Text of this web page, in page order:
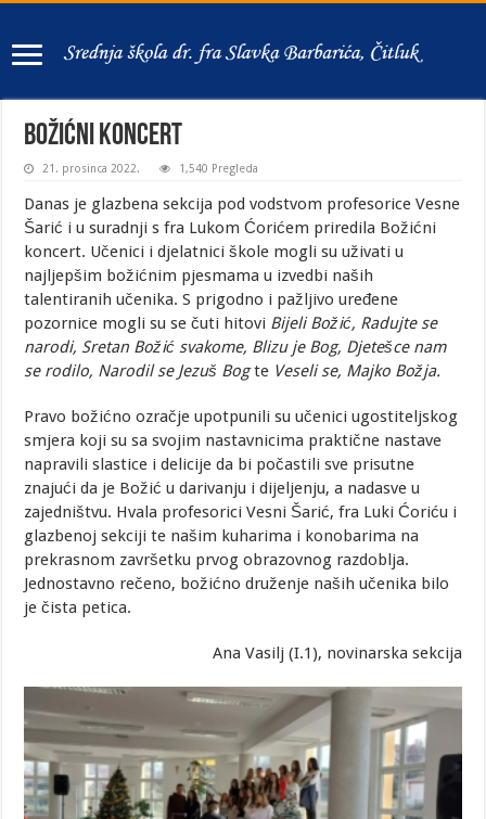
Božićni koncert
21. prosinca 2022. 1,540 Pregleda
Danas je glazbena sekcija pod vodstvom profesorice Vesne
Šarić i u suradnji s fra Lukom Ćorićem priredila Božićni
koncert. Učenici i djelatnici škole mogli su uživati u
najljepšim božićnim pjesmama u izvedbi naših
talentiranih učenika. S prigodno i pažljivo uređene
pozornice mogli su se čuti hitovi Bijeli Božić, Radujte se
narodi, Sretan Božić svakome, Blizu je Bog, Djetešce nam
se rodilo, Narodil se Jezuš Bogte Veseli se, Majko Božja.
Pravo božićno ozračje upotpunili su učenici ugostiteljskog
smjera koji su sa svojim nastavnicima praktične nastave
napravili slastice i delicije da bi počastili sve prisutne
znajući da je Božić u darivanju i dijeljenju, a nadasve u
zajedništvu. Hvala profesorici Vesni Šarić, fra Luki Ćoriću i
glazbenoj sekciji te našim kuharima i konobarima na
prekrasnom završetku prvog obrazovnog razdoblja.
Jednostavno rečeno, božićno druženje naših učenika bilo
je čista petica.
Ana Vasilj (I.1), novinarska sekcija